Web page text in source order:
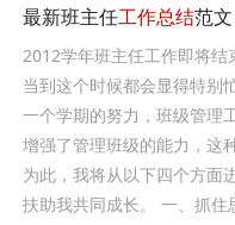
最新班主任工作总结范文
2012学年班主任工作即将
当到这个时候都会显得特别
一个学期的努力，班级管理
增强了管理班级的能力，这
为此，我将从以下四个方面
扶助我共同成长。 一、抓